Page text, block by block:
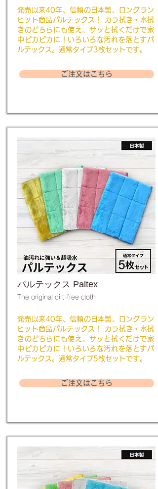
発売以来40年、信頼の日本製、ロングラン
ヒット商品パルテックス！ カラ拭き・水拭
きのどちらにも使え、サッと拭くだけで家
中ピカピカに！いろいろな汚れを落とすパ
ルテックス。通常タイプ3枚セットです。
ご注文はこちら
パルテックス Paltex
The original dirt-free cloth
発売以来40年、信頼の日本製、ロングラン
ヒット商品パルテックス！ カラ拭き・水拭
きのどちらにも使え、サッと拭くだけで家
中ピカピカに！いろいろな汚れを落とすパ
ルテックス。通常タイプ5枚セットです。
ご注文はこちら